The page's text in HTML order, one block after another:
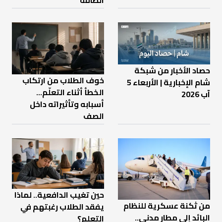
حصاد الأخبار من شبكة
شام الإخبارية | الأربعاء 5
آب 2026
خوف الطلاب من ارتكاب
الخطأ أثناء التعلّم…
أسبابه وتأثيراته داخل
الصف
من ثكنة عسكرية للنظام
البائد إلى مطار مدني..
حين تغيب الدافعية.. لماذا
يفقد الطلاب رغبتهم في
التعلم؟